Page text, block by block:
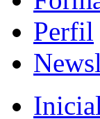
Perfil